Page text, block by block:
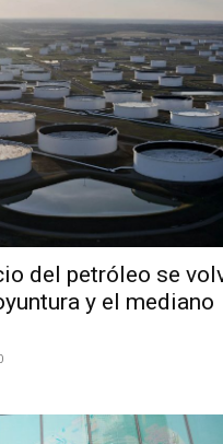
del petróleo se
y el mediano